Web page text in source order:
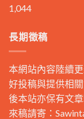
1,044
長期徵稿
本網站內容陸續
好投稿與提供相
後本站亦保有文
來稿請寄：